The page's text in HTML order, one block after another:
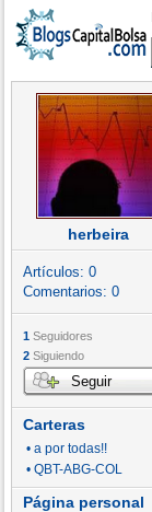
herbeira
Artículos: 0
Comentarios: 0
1 Seguidores
2 Siguiendo
Seguir
Carteras
• a por todas!!
• QBT-ABG-COL
Página personal